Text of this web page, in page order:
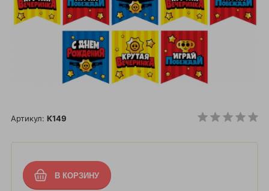
Артикул: К149